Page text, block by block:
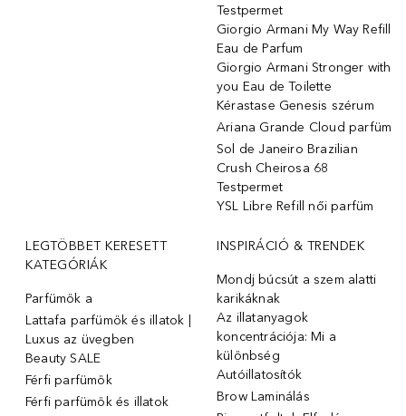
Testpermet
Giorgio Armani My Way Refill
Eau de Parfum
Giorgio Armani Stronger with
you Eau de Toilette
Kérastase Genesis szérum
Ariana Grande Cloud parfüm
Sol de Janeiro Brazilian
Crush Cheirosa 68
Testpermet
YSL Libre Refill női parfüm
LEGTÖBBET KERESETT
KATEGÓRIÁK
Parfümök ️a
Lattafa parfümök és illatok |
Luxus az üvegben
Beauty SALE
Férfi parfümök
Férfi parfümök és illatok
INSPIRÁCIÓ & TRENDEK
Mondj búcsút a szem alatti
karikáknak
Az illatanyagok
koncentrációja: Mi a
különbség
Autóillatosítók
Brow Laminálás